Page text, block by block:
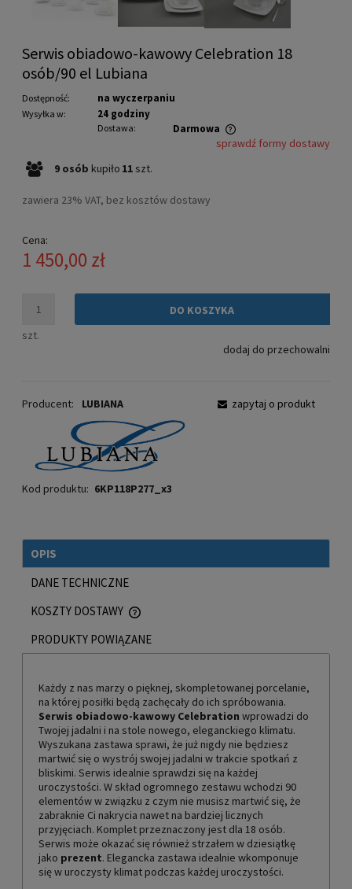
Serwis obiadowo-kawowy Celebration 18
osób/90 el Lubiana
Dostępność: na wyczerpaniu
Wysyłka w: 24 godziny
Dostawa:
Darmowa
Cena nie zawiera ewentualnych kosztów płatności
sprawdź formy dostawy
9 osób kupiło 11 szt.
zawiera 23% VAT, bez kosztów dostawy
Cena:
1 450,00 zł
szt.
DO KOSZYKA
dodaj do przechowalni
Producent: LUBIANA
Kod produktu: 6KP118P277_x3
zapytaj o produkt
OPIS
DANE TECHNICZNE
KOSZTY DOSTAWY
CENA NIE ZAWIERA EWENTUALNYCH KOSZTÓW PŁATNOŚCI
PRODUKTY POWIĄZANE
Każdy z nas marzy o pięknej, skompletowanej porcelanie,
na której posiłki będą zachęcały do ich spróbowania.
Serwis obiadowo-kawowy Celebration wprowadzi do
Twojej jadalni i na stole nowego, eleganckiego klimatu.
Wyszukana zastawa sprawi, że już nigdy nie będziesz
martwić się o wystrój swojej jadalni w trakcie spotkań z
bliskimi. Serwis idealnie sprawdzi się na każdej
uroczystości. W skład ogromnego zestawu wchodzi 90
elementów w związku z czym nie musisz martwić się, że
zabraknie Ci nakrycia nawet na bardziej licznych
przyjęciach. Komplet przeznaczony jest dla 18 osób.
Serwis może okazać się również strzałem w dziesiątkę
jako prezent. Elegancka zastawa idealnie wkomponuje
się w uroczysty klimat podczas każdej uroczystości.